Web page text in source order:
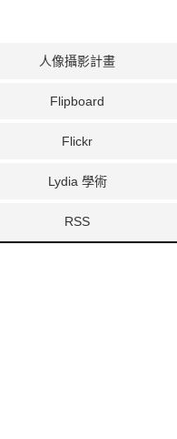
人像攝影計畫
Flipboard
Flickr
Lydia 學術
RSS